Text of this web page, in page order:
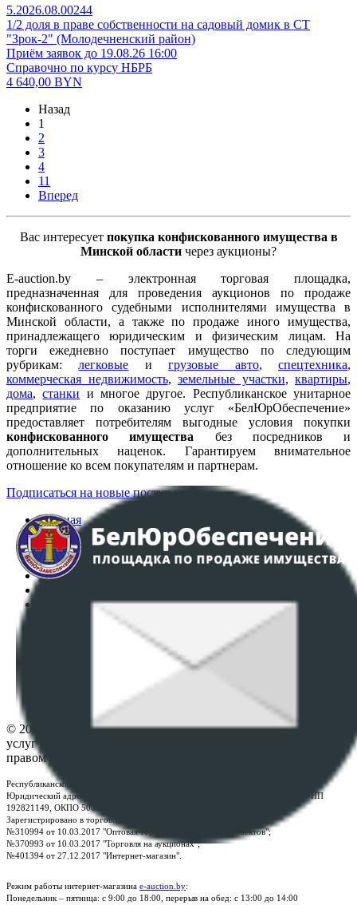
5.2026.08.00244
1/2 доля в праве собственности на садовый домик в СТ
"Зрок-2" (Молодечненский район)
Приём заявок до 19.08.26 16:00
Справочно по курсу НБРБ
4 640,00 BYN
Назад
1
2
3
4
11
Вперед
Вас интересует покупка конфискованного имущества в
Минской области через аукционы?
E-auction.by – электронная торговая площадка,
предназначенная для проведения аукционов по продаже
конфискованного судебными исполнителями имущества в
Минской области, а также по продаже иного имущества,
принадлежащего юридическим и физическим лицам. На
торги ежедневно поступает имущество по следующим
рубрикам:легковые игрузовые авто,спецтехника,
коммерческая недвижимость, земельные участки, квартиры,
дома,станки и многое другое. Республиканское унитарное
предприятие по оказанию услуг «БелЮрОбеспечение»
предоставляет потребителям выгодные условия покупки
конфискованного имущества без посредников и
дополнительных наценок. Гарантируем внимательное
отношение ко всем покупателям и партнерам.
Подписаться на новые поступления
Главная
Аукционы
Интернет-магазин
Регламент организации и проведения торгов
Политика в отношении обработки персональных
ПОЛОЖЕНИЕ О ПОЛИТИКЕ ОБРАБОТКИ COOKIE-
Настройки cookie-файлов
© 2026 Республиканское унитарное предприятие по оказанию
услуг "БелЮрОбеспечение" - Все права защищены авторским
правом
Республиканское унитарное предприятие по оказанию услуг "БелЮрОбеспечение"
Юридический адрес: г. Минск, пр-т. Дзержинского, 1Б, e-mail:
, УНП
192821149, ОКПО 500111895000
Зарегистрировано в торговом реестре Республики Беларусь:
№310994 от 10.03.2017 "Оптовая торговля без торговых объектов";
№370993 от 10.03.2017 "Торговля на аукционах";
№401394 от 27.12.2017 "Интернет-магазин".
Режим работы интернет-магазина e-auction.by:
Понедельник – пятница: с 9:00 до 18:00, перерыв на обед: с 13:00 до 14:00